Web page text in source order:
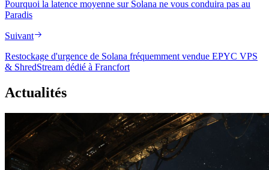
Pourquoi la latence moyenne sur Solana ne vous conduira pas au
Paradis
Suivant
Restockage d'urgence de Solana fréquemment vendue EPYC VPS
& ShredStream dédié à Francfort
Actualités